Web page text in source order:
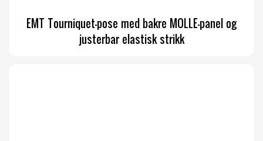
EMT Tourniquet-pose med bakre MOLLE-panel og
justerbar elastisk strikk